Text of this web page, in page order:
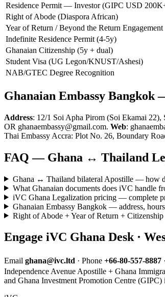
Residence Permit — Investor (GIPC USD
Right of Abode (Diaspora African)
Year of Return / Beyond the Return Engagement
Indefinite Residence Permit (4-5y)
Ghanaian Citizenship (5y + dual)
Student Visa (UG Legon/KNUST/Ashesi)
NAB/GTEC Degree Recognition
Ghanaian Embassy
Address: 12/1 Soi Apha Pirom (Soi Ekamai
OR ghanaembassy@gmail.com. Web:
Thai Embassy Accra: Plot No. 26, Boundary
FAQ — Ghana ↔ Thailand
Ghana ↔ Thailand bilateral Apostille — how
What Ghanaian documents does iVC handle
iVC Ghana Legalization pricing — complete
Ghanaian Embassy Bangkok — address,
Right of Abode + Year of Return +
Engage iVC Ghana Desk ·
Email ghana@ivc.ltd · Phone +66-80-557-8887
Independence Avenue Apostille + Ghana
and Ghana Investment Promotion Centre (GIPC)